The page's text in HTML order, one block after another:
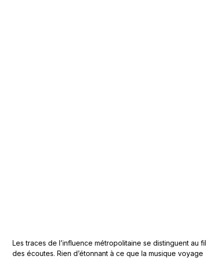
Les traces de l’influence métropolitaine se distinguent au fil
des écoutes. Rien d’étonnant à ce que la musique voyage